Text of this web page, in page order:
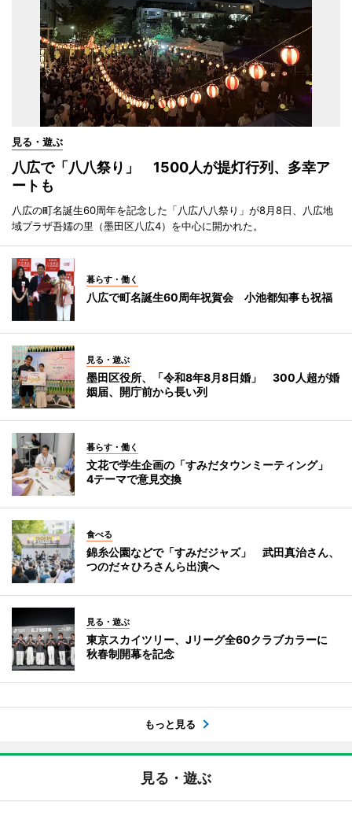
見る・遊ぶ
八広で「八八祭り」 1500人が提灯行列、多幸ア
ートも
八広の町名誕生60周年を記念した「八広八八祭り」が8月8日、八広地
域プラザ吾嬬の里（墨田区八広4）を中心に開かれた。
暮らす・働く
八広で町名誕生60周年祝賀会 小池都知事も祝福
見る・遊ぶ
墨田区役所、「令和8年8月8日婚」 300人超が婚
姻届、開庁前から長い列
暮らす・働く
文花で学生企画の「すみだタウンミーティング」
4テーマで意見交換
食べる
錦糸公園などで「すみだジャズ」 武田真治さん、
つのだ☆ひろさんら出演へ
見る・遊ぶ
東京スカイツリー、Jリーグ全60クラブカラーに
秋春制開幕を記念
もっと見る
見る・遊ぶ